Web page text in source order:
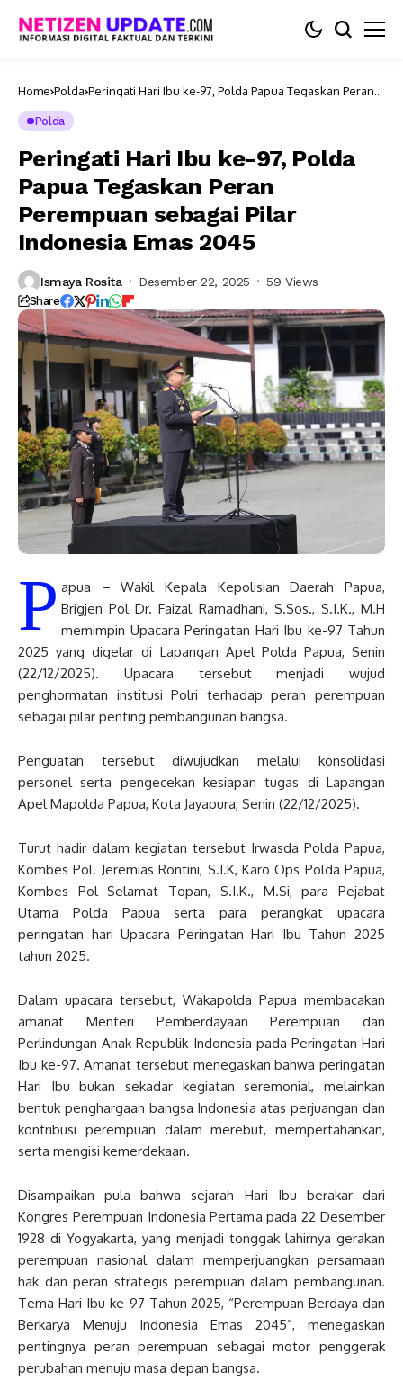
Home Polda Peringati Hari Ibu ke-97, Polda Papua Tegaskan Peran
Polda
Peringati Hari Ibu ke-97, Polda
Papua Tegaskan Peran
Perempuan sebagai Pilar
Indonesia Emas 2045
Ismaya Rosita Desember 22, 2025 59 Views
Share
P apua – Wakil Kepala Kepolisian Daerah Papua,
Brigjen Pol Dr. Faizal Ramadhani, S.Sos., S.I.K., M.H
memimpin Upacara Peringatan Hari Ibu ke-97 Tahun
2025 yang digelar di Lapangan Apel Polda Papua, Senin
(22/12/2025). Upacara tersebut menjadi wujud
penghormatan institusi Polri terhadap peran perempuan
sebagai pilar penting pembangunan bangsa.
Penguatan tersebut diwujudkan melalui konsolidasi
personel serta pengecekan kesiapan tugas di Lapangan
Apel Mapolda Papua, Kota Jayapura, Senin (22/12/2025).
Turut hadir dalam kegiatan tersebut Irwasda Polda Papua,
Kombes Pol. Jeremias Rontini, S.I.K, Karo Ops Polda Papua,
Kombes Pol Selamat Topan, S.I.K., M.Si, para Pejabat
Utama Polda Papua serta para perangkat upacara
peringatan hari Upacara Peringatan Hari Ibu Tahun 2025
tahun 2025.
Dalam upacara tersebut, Wakapolda Papua membacakan
amanat Menteri Pemberdayaan Perempuan dan
Perlindungan Anak Republik Indonesia pada Peringatan Hari
Ibu ke-97. Amanat tersebut menegaskan bahwa peringatan
Hari Ibu bukan sekadar kegiatan seremonial, melainkan
bentuk penghargaan bangsa Indonesia atas perjuangan dan
kontribusi perempuan dalam merebut, mempertahankan,
serta mengisi kemerdekaan.
Disampaikan pula bahwa sejarah Hari Ibu berakar dari
Kongres Perempuan Indonesia Pertama pada 22 Desember
1928 di Yogyakarta, yang menjadi tonggak lahirnya gerakan
perempuan nasional dalam memperjuangkan persamaan
hak dan peran strategis perempuan dalam pembangunan.
Tema Hari Ibu ke-97 Tahun 2025, “Perempuan Berdaya dan
Berkarya Menuju Indonesia Emas 2045”, menegaskan
pentingnya peran perempuan sebagai motor penggerak
perubahan menuju masa depan bangsa.